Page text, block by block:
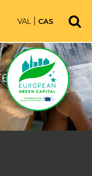
VAL CAS